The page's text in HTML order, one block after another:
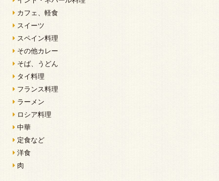
カフェ、軽食
スイーツ
スペイン料理
その他カレー
そば、うどん
タイ料理
フランス料理
ラーメン
ロシア料理
中華
定食など
洋食
肉